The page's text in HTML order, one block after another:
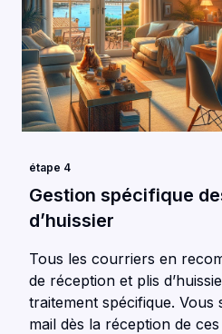
étape 4
Gestion spécifique
d’huissier
Tous les courriers en
de réception et plis
traitement spécifique.
mail dès la réception de